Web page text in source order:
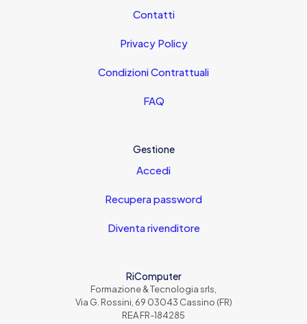
Contatti
Privacy Policy
Condizioni Contrattuali
FAQ
Gestione
Accedi
Recupera password
Diventa rivenditore
RiComputer
Formazione & Tecnologia srls,
Via G. Rossini, 69 03043 Cassino (FR)
REA FR-184285